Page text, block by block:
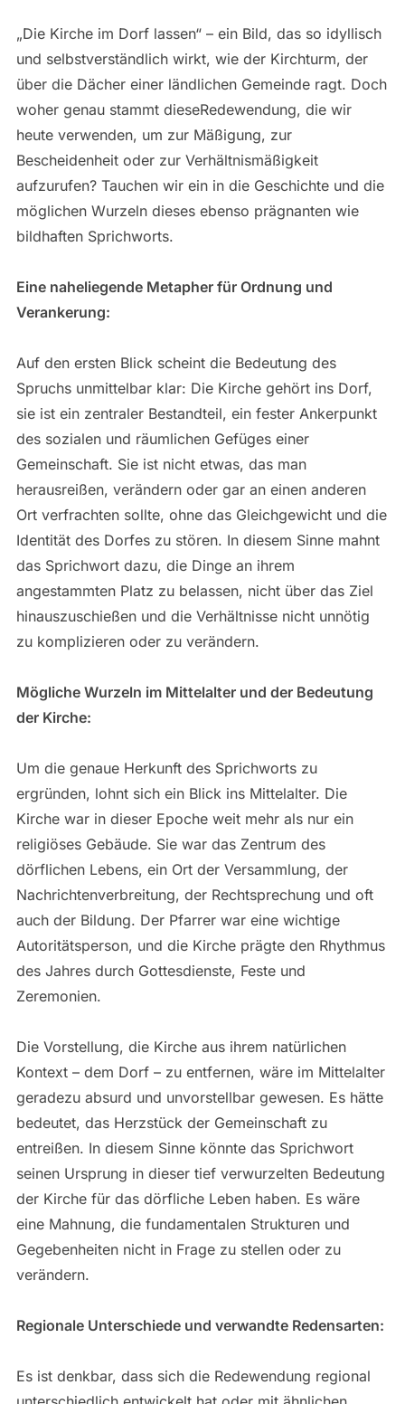
„Die Kirche im Dorf lassen“ – ein Bild, das so idyllisch
und selbstverständlich wirkt, wie der Kirchturm, der
über die Dächer einer ländlichen Gemeinde ragt. Doch
woher genau stammt dieseRedewendung, die wir
heute verwenden, um zur Mäßigung, zur
Bescheidenheit oder zur Verhältnismäßigkeit
aufzurufen? Tauchen wir ein in die Geschichte und die
möglichen Wurzeln dieses ebenso prägnanten wie
bildhaften Sprichworts.
Eine naheliegende Metapher für Ordnung und
Verankerung:
Auf den ersten Blick scheint die Bedeutung des
Spruchs unmittelbar klar: Die Kirche gehört ins Dorf,
sie ist ein zentraler Bestandteil, ein fester Ankerpunkt
des sozialen und räumlichen Gefüges einer
Gemeinschaft. Sie ist nicht etwas, das man
herausreißen, verändern oder gar an einen anderen
Ort verfrachten sollte, ohne das Gleichgewicht und die
Identität des Dorfes zu stören. In diesem Sinne mahnt
das Sprichwort dazu, die Dinge an ihrem
angestammten Platz zu belassen, nicht über das Ziel
hinauszuschießen und die Verhältnisse nicht unnötig
zu komplizieren oder zu verändern.
Mögliche Wurzeln im Mittelalter und der Bedeutung
der Kirche:
Um die genaue Herkunft des Sprichworts zu
ergründen, lohnt sich ein Blick ins Mittelalter. Die
Kirche war in dieser Epoche weit mehr als nur ein
religiöses Gebäude. Sie war das Zentrum des
dörflichen Lebens, ein Ort der Versammlung, der
Nachrichtenverbreitung, der Rechtsprechung und oft
auch der Bildung. Der Pfarrer war eine wichtige
Autoritätsperson, und die Kirche prägte den Rhythmus
des Jahres durch Gottesdienste, Feste und
Zeremonien.
Die Vorstellung, die Kirche aus ihrem natürlichen
Kontext – dem Dorf – zu entfernen, wäre im Mittelalter
geradezu absurd und unvorstellbar gewesen. Es hätte
bedeutet, das Herzstück der Gemeinschaft zu
entreißen. In diesem Sinne könnte das Sprichwort
seinen Ursprung in dieser tief verwurzelten Bedeutung
der Kirche für das dörfliche Leben haben. Es wäre
eine Mahnung, die fundamentalen Strukturen und
Gegebenheiten nicht in Frage zu stellen oder zu
verändern.
Regionale Unterschiede und verwandte Redensarten:
Es ist denkbar, dass sich die Redewendung regional